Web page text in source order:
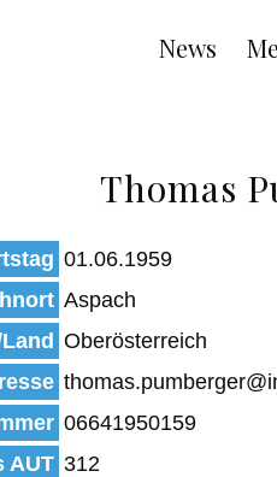
Main
News
Thomas
01.06.1959
Aspach
Oberösterreich
06641950159
AUT 312